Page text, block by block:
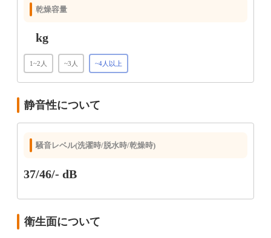
乾燥容量
kg
1~2人 ~3人 ~4人以上
静音性について
騒音レベル(洗濯時/脱水時/乾燥時)
37/46/- dB
衛生面について